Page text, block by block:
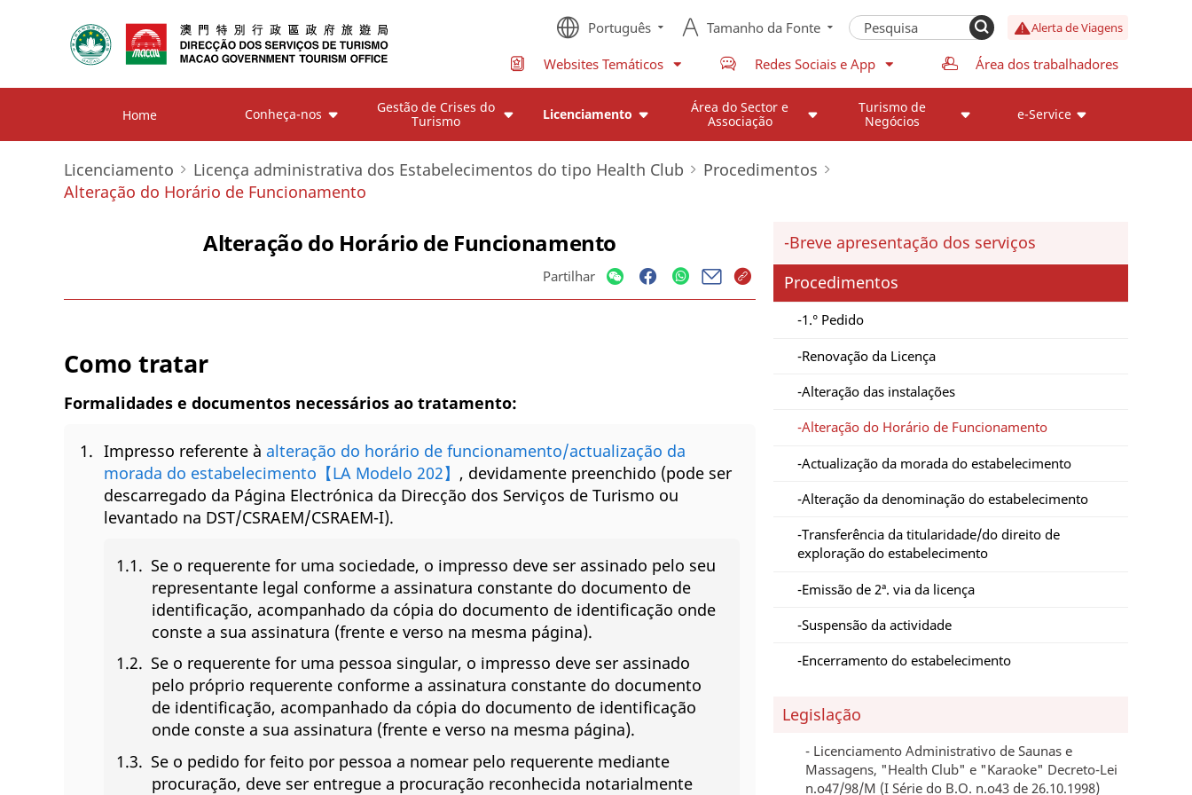
Português Tamanho da Fonte Alerta de Viagens
Websites Temáticos Redes Sociais e App Área dos trabalhadores
Home Conheça-nos
Gestão de Crises do
Turismo
Licenciamento
Área do Sector e
Associação
Turismo de
Negócios
e-Service
Licenciamento Licença administrativa dos Estabelecimentos do tipo Health Club
Procedimentos
Alteração do Horário de Funcionamento
Alteração do Horário de Funcionamento
Partilhar
Como tratar
Formalidades e documentos necessários ao tratamento:
Impresso referente à alteração do horário de funcionamento/actualização da
morada do estabelecimento【LA Modelo 202】 , devidamente preenchido (pode ser
descarregado da Página Electrónica da Direcção dos Serviços de Turismo ou
levantado na DST/CSRAEM/CSRAEM-I).
Se o requerente for uma sociedade, o impresso deve ser assinado pelo seu
representante legal conforme a assinatura constante do documento de
identificação, acompanhado da cópia do documento de identificação onde
conste a sua assinatura (frente e verso na mesma página).
Se o requerente for uma pessoa singular, o impresso deve ser assinado
pelo próprio requerente conforme a assinatura constante do documento
de identificação, acompanhado da cópia do documento de identificação
onde conste a sua assinatura (frente e verso na mesma página).
Se o pedido for feito por pessoa a nomear pelo requerente mediante
procuração, deve ser entregue a procuração reconhecida notarialmente
Breve apresentação dos serviços
Procedimentos
1.° Pedido
Renovação da Licença
Alteração das instalações
Alteração do Horário de Funcionamento
Actualização da morada do estabelecimento
Alteração da denominação do estabelecimento
Transferência da titularidade/do direito de
exploração do estabelecimento
Emissão de 2ª. via da licença
Suspensão da actividade
Encerramento do estabelecimento
Legislação
Licenciamento Administrativo de Saunas e
Massagens, "Health Club" e "Karaoke" Decreto-Lei
n.o47/98/M (I Série do B.O. n.o43 de 26.10.1998)